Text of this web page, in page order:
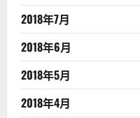
2018年7月
2018年6月
2018年5月
2018年4月